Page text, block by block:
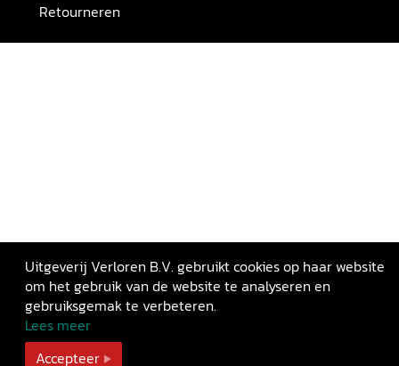
Retourneren
Uitgeverij Verloren B.V. gebruikt cookies op haar website
om het gebruik van de website te analyseren en
gebruiksgemak te verbeteren.
Lees meer
Accepteer